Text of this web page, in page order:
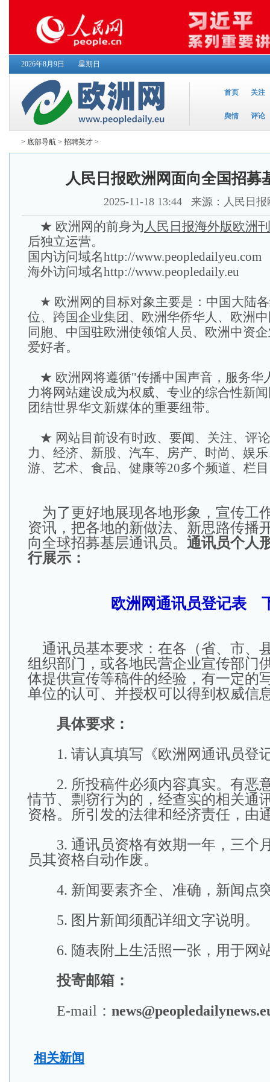
2026年8月9日 星期日
首页 关注
舆情 评论
> 底部导航 > 招聘英才 >
人民日报欧洲网面向全国招募
2025-11-18 13:44 来源：人民日报
★ 欧洲网的前身为 人民日报海外版欧洲
后独立运营。
国内访问域名http://www.peopledailyeu.com
海外访问域名http://www.peopledaily.eu
★ 欧洲网的目标对象主要是：中国大陆
位、跨国企业集团、欧洲华侨华人、欧洲
同胞、中国驻欧洲使领馆人员、欧洲中资
爱好者。
★ 欧洲网将遵循"传播中国声音，服务华
力将网站建设成为权威、专业的综合性新
团结世界华文新媒体的重要纽带。
★ 网站目前设有时政、要闻、关注、评
力、经济、新股、汽车、房产、时尚、娱
游、艺术、食品、健康等20多个频道、栏
为了更好地展现各地形象，宣传工
资讯，把各地的新做法、新思路传播
向全球招募基层通讯员。 通讯员个人
行展示：
欧洲网通讯员登记表
通讯员基本要求：在各（省、市、
组织部门，或各地民营企业宣传部门
体提供宣传等稿件的经验，有一定的
单位的认可、并授权可以得到权威信
具体要求：
1. 请认真填写《欧洲网通讯员登
2. 所投稿件必须内容真实。有恶
情节、剽窃行为的，经查实的相关通
资格。所引发的法律和经济责任，由
3. 通讯员资格有效期一年，三个
员其资格自动作废。
4. 新闻要素齐全、准确，新闻点
5. 图片新闻须配详细文字说明。
6. 随表附上生活照一张，用于网
投寄邮箱：
E-mail：
相关新闻